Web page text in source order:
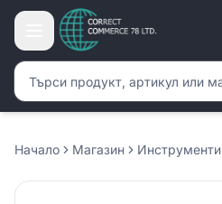
Търсене на продукти
Начало Магазин Инструменти